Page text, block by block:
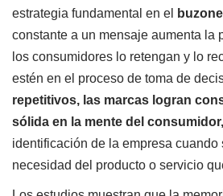
estrategia fundamental en el
constante a un mensaje aumenta la
los consumidores lo retengan y lo
estén en el proceso de toma de
repetitivos, las marcas logran
sólida en la mente del consumidor,
identificación de la empresa cuando
necesidad del producto o servicio